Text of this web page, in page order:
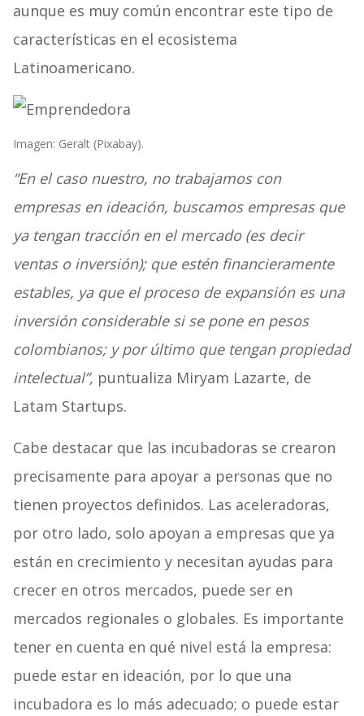
aunque es muy común encontrar este tipo de
características en el ecosistema
Latinoamericano.
Imagen: Geralt (Pixabay).
“En el caso nuestro, no trabajamos con
empresas en ideación, buscamos empresas que
ya tengan tracción en el mercado (es decir
ventas o inversión); que estén financieramente
estables, ya que el proceso de expansión es una
inversión considerable si se pone en pesos
colombianos; y por último que tengan propiedad
intelectual”, puntualiza Miryam Lazarte, de
Latam Startups.
Cabe destacar que las incubadoras se crearon
precisamente para apoyar a personas que no
tienen proyectos definidos. Las aceleradoras,
por otro lado, solo apoyan a empresas que ya
están en crecimiento y necesitan ayudas para
crecer en otros mercados, puede ser en
mercados regionales o globales. Es importante
tener en cuenta en qué nivel está la empresa:
puede estar en ideación, por lo que una
incubadora es lo más adecuado; o puede estar